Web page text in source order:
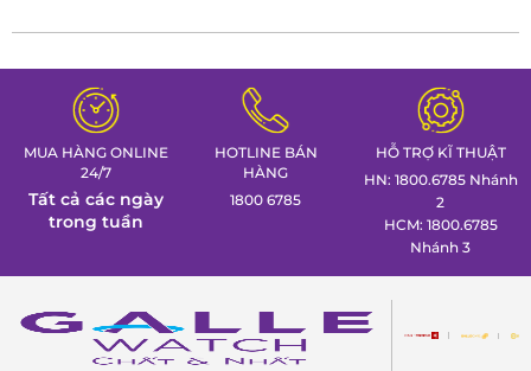
MUA HÀNG ONLINE
24/7
Tất cả các ngày
trong tuần
HOTLINE BÁN
HÀNG
1800 6785
HỖ TRỢ KĨ THUẬT
HN: 1800.6785 Nhánh
2
HCM: 1800.6785
Nhánh 3